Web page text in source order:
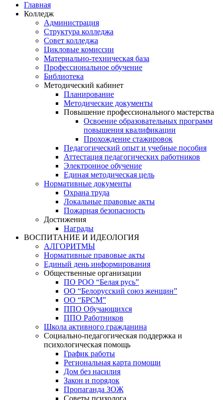
Главная
Колледж
Администрация
Структура колледжа
Совет колледжа
Цикловые комиссии
Материально-техническая база
Профессиональное обучение
Библиотека
Методический кабинет
Планирование
Методические документы
Повышение профессионального мастерства
Освоение образовательных программ
повышения квалификации
Прохождение стажировок
Педагогический опыт и учебные пособия
Аттестация педагогических работников
Электронное обучение
Единая методическая цель
Нормативные документы
Охрана труда
Локальные правовые акты
Пожарная безопасность
Достижения
Награды
ВОСПИТАНИЕ И ИДЕОЛОГИЯ
АЛГОРИТМЫ
Нормативные правовые акты
Единый день информирования
Общественные организации
ПО РОО “Белая русь”
ОО “Белорусский союз женщин”
ОО “БРСМ”
ППО Обучающихся
ППО Работников
Школа активного гражданина
Социально-педагогическая поддержка и
психологическая помощь
График работы
Региональная карта помощи
Дом без насилия
Закон и порядок
Пропаганда ЗОЖ
Советы психолога